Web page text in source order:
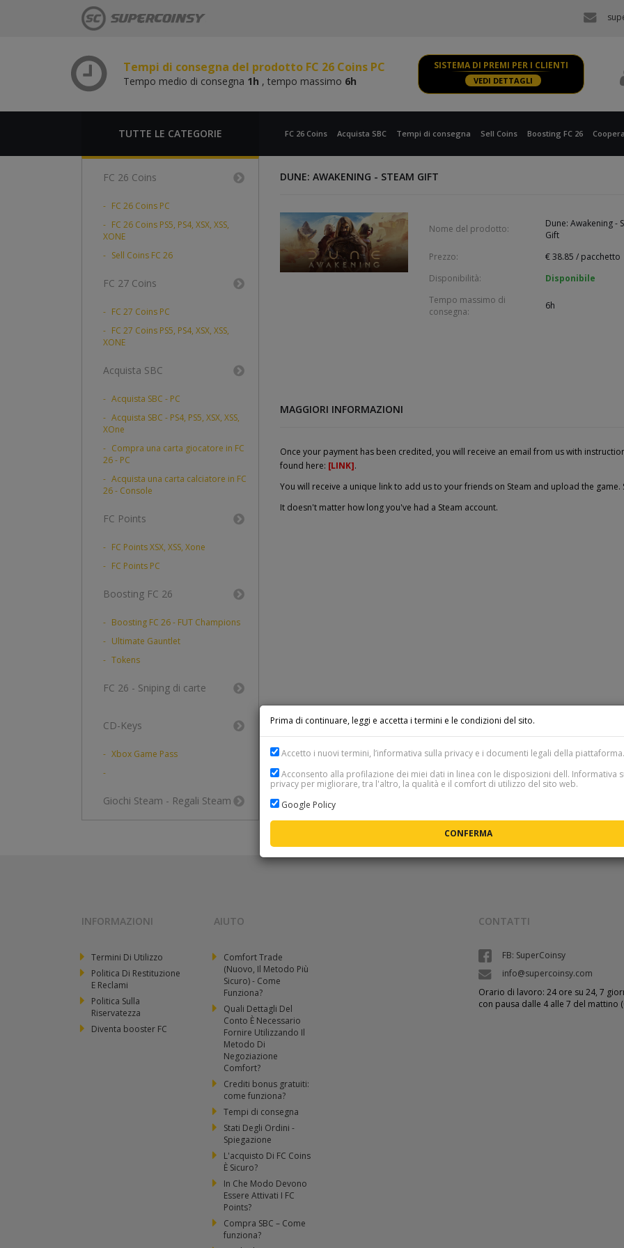
Tempi di consegna del prodotto FC 26 Coins PC
Tempo medio di consegna 1h , tempo massimo 6h
SISTEMA DI PREMI PER I CLIENTI
VEDI DETTAGLI
TUTTE LE CATEGORIE FC 26 Coins Acquista SBC Tempi di consegna Sell Coins Boosting FC 26
FC 26 Coins
FC 26 Coins PC
FC 26 Coins PS5, PS4, XSX, XSS,
XONE
Sell Coins FC 26
FC 27 Coins
FC 27 Coins PC
FC 27 Coins PS5, PS4, XSX, XSS,
XONE
Acquista SBC
Acquista SBC - PC
Acquista SBC - PS4, PS5, XSX, XSS,
XOne
Compra una carta giocatore in FC
26 - PC
Acquista una carta calciatore in FC
26 - Console
FC Points
FC Points XSX, XSS, Xone
FC Points PC
Boosting FC 26
Boosting FC 26 - FUT Champions
Ultimate Gauntlet
Tokens
FC 26 - Sniping di carte
CD-Keys
Xbox Game Pass
Giochi Steam - Regali Steam
DUNE: AWAKENING - STEAM GIFT
Nome del prodotto:
Dune: Awakening -
Gift
Prezzo:
€38.85 / pacchetto
Disponibilità:
Disponibile
Tempo massimo di
consegna:
6h
MAGGIORI INFORMAZIONI
Once your payment has been credited, you will receive an email from us with
found here: [LINK].
You will receive a unique link to add us to your friends on Steam and upload the game.
It doesn't matter how long you've had a Steam account.
INFORMAZIONI
Termini Di Utilizzo
Politica Di Restituzione
E Reclami
Politica Sulla
Riservatezza
Diventa booster FC
AIUTO
Comfort Trade
(Nuovo, Il Metodo Più
Sicuro) - Come
Funziona?
Quali Dettagli Del
Conto È Necessario
Fornire Utilizzando Il
Metodo Di
Negoziazione
Comfort?
Crediti bonus gratuiti:
come funziona?
Tempi di consegna
Stati Degli Ordini -
Spiegazione
L'acquisto Di FC Coins
È Sicuro?
In Che Modo Devono
Essere Attivati I FC
Points?
Compra SBC – Come
funziona?
CONTATTI
FB: SuperCoinsy
info@supercoinsy.com
Orario di lavoro: 24 ore su 24, 7
con pausa dalle 4 alle 7 del mattino
Prima di continuare, leggi e accetta i termini e le condizioni del sito.
Accetto i nuovi termini, l’informativa sulla privacy e i documenti legali della piattaforma.
Acconsento alla profilazione dei miei dati in linea con le disposizioni dell. Informativa
privacy per migliorare, tra l'altro, la qualità e il comfort di utilizzo del sito web.
Google Policy